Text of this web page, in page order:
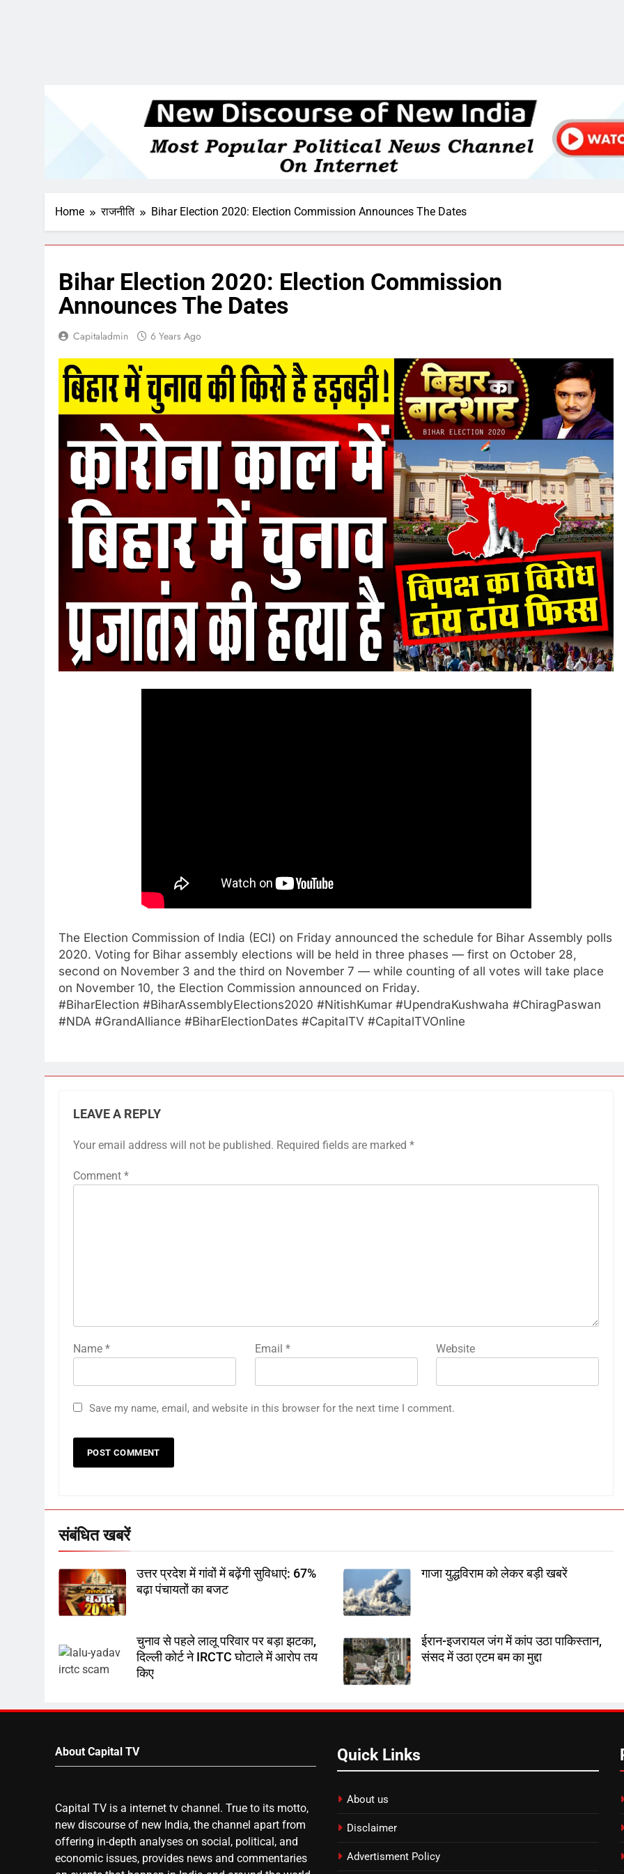
Home राजनीति Bihar Election 2020: Election Commission Announces The Dates
Bihar Election 2020: Election Commission
Announces The Dates
Capitaladmin 6 Years Ago
The Election Commission of India (ECI) on Friday announced the schedule for Bihar Assembly polls
2020. Voting for Bihar assembly elections will be held in three phases — first on October 28,
second on November 3 and the third on November 7 — while counting of all votes will take place
on November 10, the Election Commission announced on Friday.
#BiharElection #BiharAssemblyElections2020 #NitishKumar #UpendraKushwaha #ChiragPaswan
#NDA #GrandAlliance #BiharElectionDates #CapitalTV #CapitalTVOnline
LEAVE A REPLY
Your email address will not be published. Required fields are marked *
Comment *
Name * Email * Website
Save my name, email, and website in this browser for the next time I comment.
संबंधित खबरें
उत्तर प्रदेश में गांवों में बढ़ेंगी सुविधाएं: 67%
बढ़ा पंचायतों का बजट
गाजा युद्धविराम को लेकर बड़ी खबरें
चुनाव से पहले लालू परिवार पर बड़ा झटका,
दिल्ली कोर्ट ने IRCTC घोटाले में आरोप तय
किए
ईरान-इजरायल जंग में कांप उठा पाकिस्तान,
संसद में उठा एटम बम का मुद्दा
About Capital TV
Capital TV is a internet tv channel. True to its motto,
new discourse of new India, the channel apart from
offering in-depth analyses on social, political, and
economic issues, provides news and commentaries
Quick Links
About us
Disclaimer
Advertisment Policy